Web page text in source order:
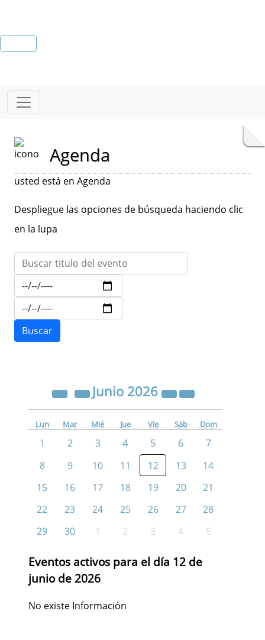
Agenda
usted está en Agenda
Despliegue las opciones de búsqueda haciendo clic
en la lupa
Junio 2026
Lun Mar Mié Jue Vie Sáb Dom
1 2 3 4 5 6
7
8
9 10 11 12 13
14
15
16 17 18 19 20
21
22
23 24 25 26 27
28
29
30 1 2 3 4 5
Eventos activos para el día 12 de
junio de 2026
No existe Información